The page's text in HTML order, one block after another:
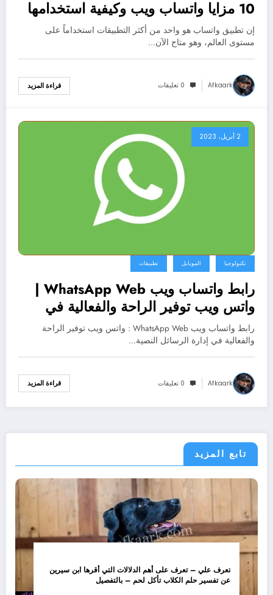
10 مزايا واتساب ويب وكيفية استخدامها
بسهولة
إن تطبيق واتساب هو واحد من أكثر التطبيقات استخداماً على
مستوى العالم، وهو متاح الآن…
Afkaark 0 تعليقات قراءة المزيد
2 أبريل، 2023
تكنولوجيا الموبايل تطبيقات
رابط واتساب ويب WhatsApp Web |
واتس ويب توفير الراحة والفعالية في
إدارة الرسائل النصية
رابط واتساب ويب WhatsApp Web : واتس ويب توفير الراحة
والفعالية في إدارة الرسائل النصية…
Afkaark 0 تعليقات قراءة المزيد
تابع المزيد
تعرف علي – تعرف على أهم الدلالات التي أقرها ابن سيرين
عن تفسير حلم الكلاب تأكل لحم – بالتفصيل